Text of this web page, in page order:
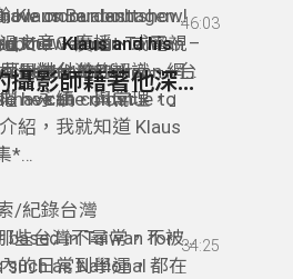
on our last show!
the German
freelancer for
have the most
more about
know about Taiwan –
and the
Klaus Bardenhagen，
文章、廣播、或電視
界對台灣的認識——台
、永續、與常理，」
紹，我就知道 Klaus
誤撞來到台灣的德國
全世界都看見台灣
來看見自己。
aboutKlaus and his
以去他的Patreon 網
he can continue to
46:03
94- Tobie Openshaw 歐陽峰 - 來自南非的攝影師藉著他深情的鏡頭來探索/紀錄台灣 * Taiwan Through the Lens of Tobie Openshaw
*
/紀錄台灣
in Taiwan for
such as National
些台灣不尋常，不被
的日常到學運，都在
34:25